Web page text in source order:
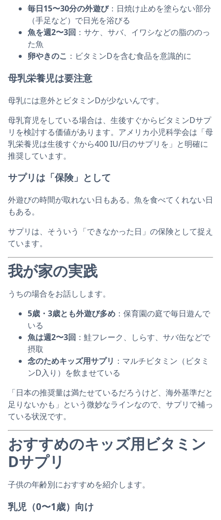
毎日15〜30分の外遊び：日焼け止めを塗らない部分
（手足など）で日光を浴びる
魚を週2〜3回 ：サケ、サバ、イワシなどの脂ののっ
た魚
卵やきのこ ：ビタミンDを含む食品を意識的に
母乳栄養児は要注意
母乳には意外とビタミンDが少ないんです。
母乳育児をしている場合は、生後すぐからビタミンDサプ
リを検討する価値があります。アメリカ小児科学会は「母
乳栄養児は生後すぐから400 IU/日のサプリを」と明確に
推奨しています。
サプリは「保険」として
外遊びの時間が取れない日もある。魚を食べてくれない日
もある。
サプリは、そういう「できなかった日」の保険として捉え
ています。
我が家の実践
うちの場合をお話しします。
5歳・3歳とも外遊び多め ：保育園の庭で毎日遊んで
いる
魚は週2〜3回 ：鮭フレーク、しらす、サバ缶などで
摂取
念のためキッズ用サプリ ：マルチビタミン（ビタミ
ンD入り）を飲ませている
「日本の推奨量は満たせているだろうけど、海外基準だと
足りないかも」という微妙なラインなので、サプリで補っ
ている状況です。
おすすめのキッズ用ビタミン
Dサプリ
子供の年齢別におすすめを紹介します。
乳児（0〜1歳）向け